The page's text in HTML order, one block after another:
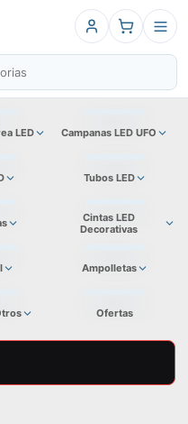
LED Campanas LED UFO
Tubos LED
Cintas LED
Decorativas
Ampolletas
Ofertas